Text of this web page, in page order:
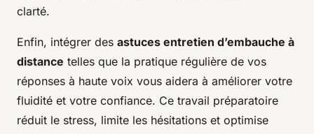
clarté.
Enfin, intégrer des astuces entretien d’embauche à
distance telles que la pratique régulière de vos
réponses à haute voix vous aidera à améliorer votre
fluidité et votre confiance. Ce travail préparatoire
réduit le stress, limite les hésitations et optimise